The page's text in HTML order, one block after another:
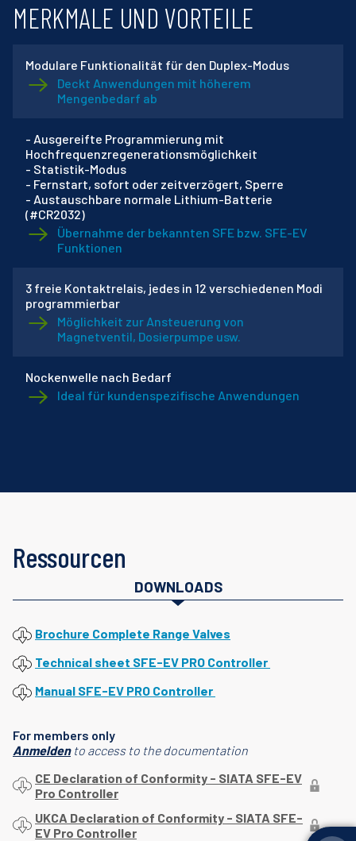
MERKMALE UND VORTEILE
Modulare Funktionalität für den Duplex-Modus
Deckt Anwendungen mit höherem
Mengenbedarf ab
- Ausgereifte Programmierung mit
Hochfrequenzregenerationsmöglichkeit
- Statistik-Modus
- Fernstart, sofort oder zeitverzögert, Sperre
- Austauschbare normale Lithium-Batterie
(#CR2032)
Übernahme der bekannten SFE bzw. SFE-EV
Funktionen
3 freie Kontaktrelais, jedes in 12 verschiedenen Modi
programmierbar
Möglichkeit zur Ansteuerung von
Magnetventil, Dosierpumpe usw.
Nockenwelle nach Bedarf
Ideal für kundenspezifische Anwendungen
Ressourcen
DOWNLOADS
Brochure Complete Range Valves
Technical sheet SFE-EV PRO Controller
Manual SFE-EV PRO Controller
For members only
Anmeldento access to the documentation
CE Declaration of Conformity - SIATA SFE-EV
Pro Controller
UKCA Declaration of Conformity - SIATA SFE-
EV Pro Controller